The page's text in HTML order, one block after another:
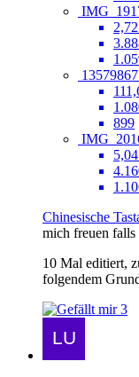
899
Chinesische
mich freuen falls
10 Mal editiert,
folgendem
3